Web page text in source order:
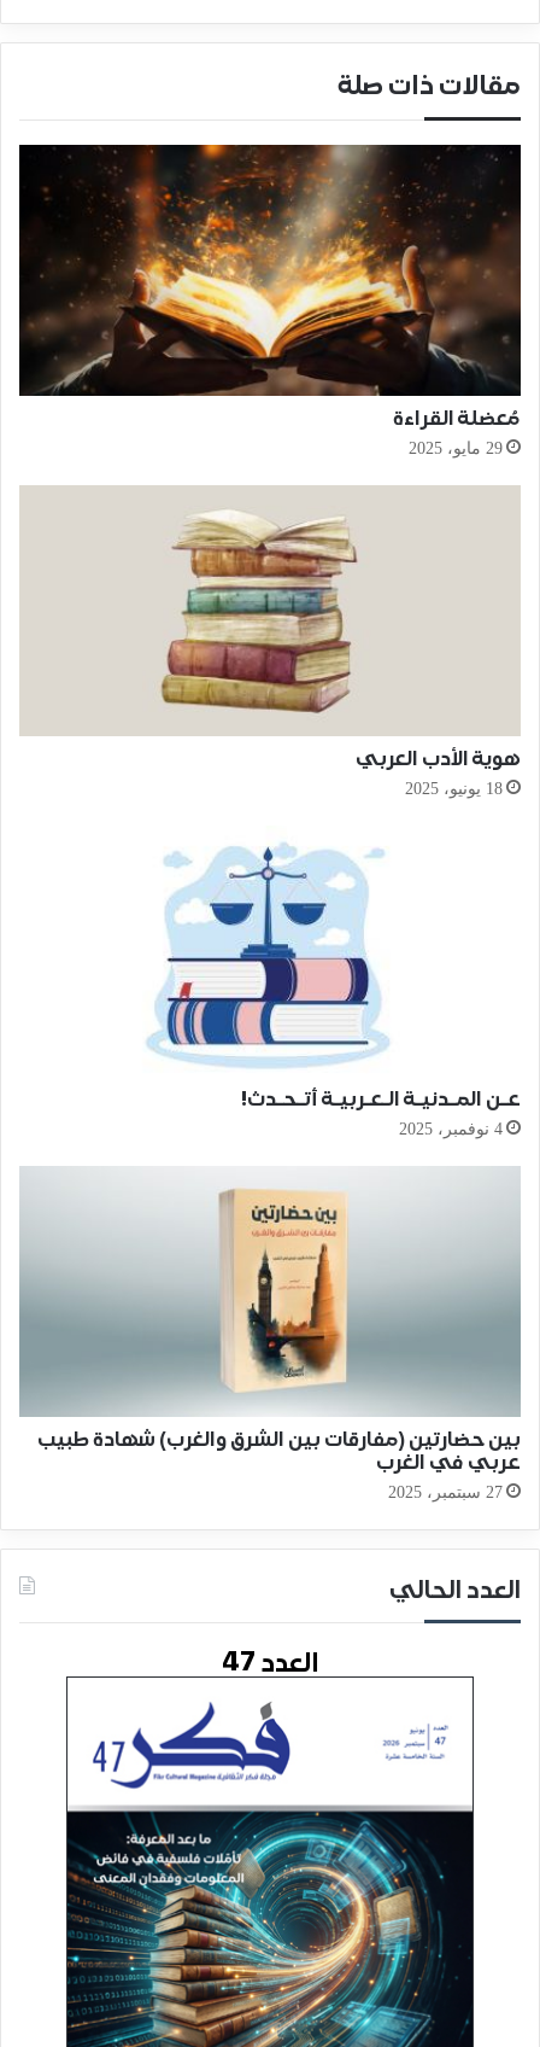
مقالات ذات صلة
مُعضلة القراءة
29 مايو، 2025
هوية الأدب العربي
18 يونيو، 2025
عـن المـدنيـة الـعـربيـة أتـحـدث!
4 نوفمبر، 2025
بين حضارتين (مفارقات بين الشرق والغرب) شهادة طبيب
عربي في الغرب
27 سبتمبر، 2025
العدد الحالي
العدد 47